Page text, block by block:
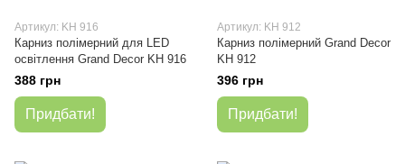
Артикул: KH 916
Карниз полімерний для LED
освітлення Grand Decor KH 916
388 грн
Придбати!
Артикул: KH 912
Карниз полімерний Grand Decor
KH 912
396 грн
Придбати!